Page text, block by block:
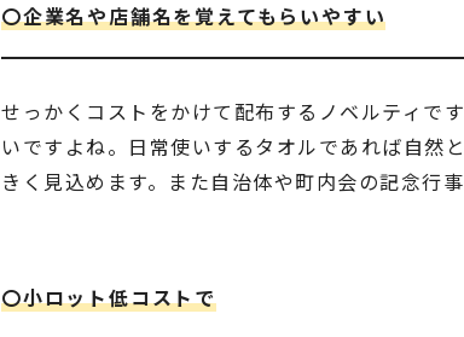
〇企業名や店舗名を覚えてもらいやすい
せっかくコストをかけて配布するノベルティで
いですよね。日常使いするタオルであれば自然
きく見込めます。また自治体や町内会の記念行
〇小ロット低コストで